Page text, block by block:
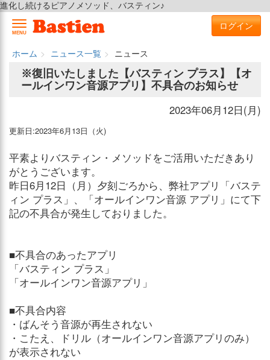
進化し続けるピアノメソッド、バスティン♪
MENU
ログイン
ホーム ニュース一覧
ニュース
※復旧いたしました【バスティン プラス】【オ
ールインワン音源アプリ】不具合のお知らせ
2023年06月12日(月)
更新日:2023年6月13日（火)
平素よりバスティン・メソッドをご活用いただきあり
がとうございます。
昨日6月12日（月）夕刻ごろから、弊社アプリ「バステ
ィン プラス」、「オールインワン音源 アプリ」にて下
記の不具合が発生しておりました。
■不具合のあったアプリ
「バスティン プラス」
「オールインワン音源アプリ」
■不具合内容
・ばんそう音源が再生されない
・こたえ、ドリル（オールインワン音源アプリのみ）
が表示されない